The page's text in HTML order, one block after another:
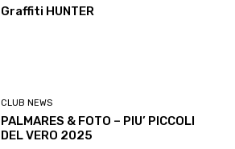
Graffiti HUNTER
CLUB NEWS
PALMARES & FOTO – PIU’ PICCOLI
DEL VERO 2025